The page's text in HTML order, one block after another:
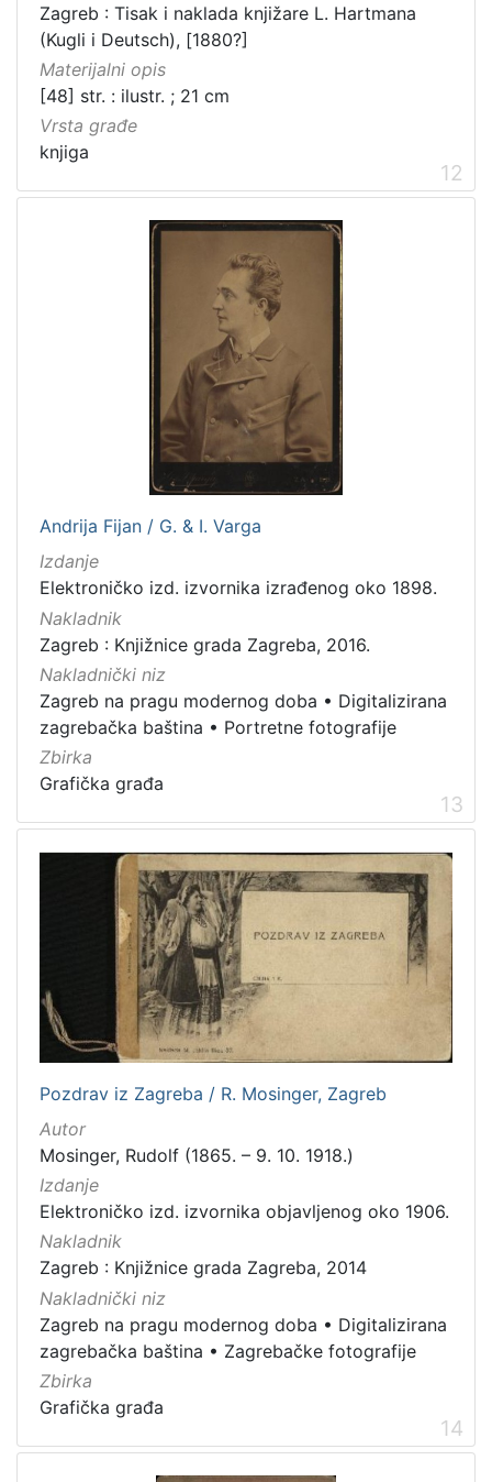
Zagreb : Tisak i naklada knjižare L. Hartmana
(Kugli i Deutsch), [1880?]
Materijalni opis
[48] str. : ilustr. ; 21 cm
Vrsta građe
knjiga
12
Andrija Fijan / G. & I. Varga
Izdanje
Elektroničko izd. izvornika izrađenog oko 1898.
Nakladnik
Zagreb : Knjižnice grada Zagreba, 2016.
Nakladnički niz
Zagreb na pragu modernog doba • Digitalizirana
zagrebačka baština • Portretne fotografije
Zbirka
Grafička građa
13
Pozdrav iz Zagreba / R. Mosinger, Zagreb
Autor
Mosinger, Rudolf (1865. – 9. 10. 1918.)
Izdanje
Elektroničko izd. izvornika objavljenog oko 1906.
Nakladnik
Zagreb : Knjižnice grada Zagreba, 2014
Nakladnički niz
Zagreb na pragu modernog doba • Digitalizirana
zagrebačka baština • Zagrebačke fotografije
Zbirka
Grafička građa
14